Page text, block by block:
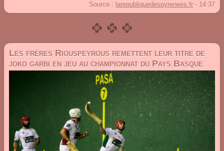
Source : larepubliquedespyrenees.fr - 14:37
Les frères Riouspeyrous remettent leur titre de
joko garbi en jeu au championnat du Pays Basque